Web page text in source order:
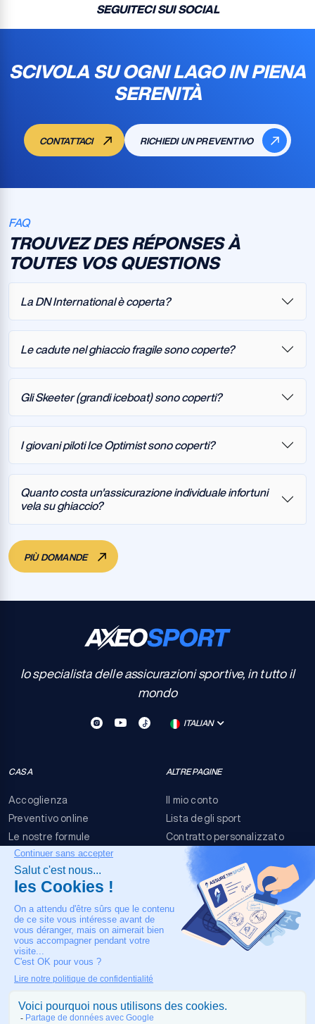
SEGUITECI SUI SOCIAL
SCIVOLA SU OGNI LAGO IN PIENA
SERENITÀ
CONTATTACI RICHIEDI UN PREVENTIVO
FAQ
TROUVEZ DES RÉPONSES À
TOUTES VOS QUESTIONS
La DN International è coperta?
Le cadute nel ghiaccio fragile sono coperte?
Gli Skeeter (grandi iceboat) sono coperti?
I giovani piloti Ice Optimist sono coperti?
Quanto costa un'assicurazione individuale infortuni
vela su ghiaccio?
PIÙ DOMANDE
Io specialista delle assicurazioni sportive, in tutto il
mondo
ITALIAN
CASA
Accoglienza
Preventivo online
Le nostre formule
FAQ
Contatti
ALTRE PAGINE
Il mio conto
Lista degli sport
Contratto personalizzato
Termini e condizioni
Rischi dell'evento
Nota legale
IL NOSTRO CONTATTO
+33 4 90 63 34 07
Assistenza medica 24/7